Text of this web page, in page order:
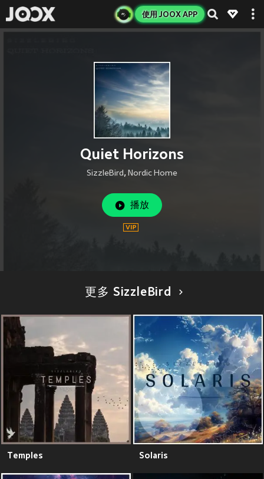
使用 JOOX APP
Quiet Horizons
SizzleBird, Nordic Home
播放
更多 SizzleBird
Temples Solaris